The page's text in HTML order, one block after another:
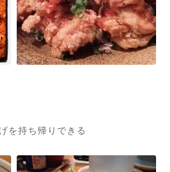
を持ち帰りできる